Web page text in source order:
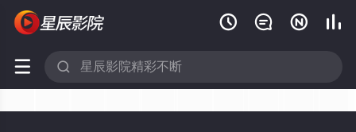
   
 